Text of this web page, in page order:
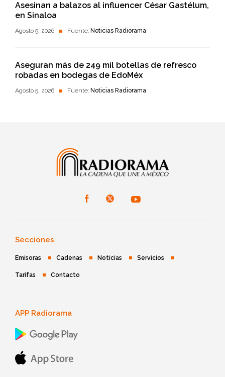
Asesinan a balazos al influencer César Gastélum,
en Sinaloa
Agosto 5, 2026 Fuente: Noticias Radiorama
Aseguran más de 249 mil botellas de refresco
robadas en bodegas de EdoMéx
Agosto 5, 2026 Fuente: Noticias Radiorama
Secciones
Emisoras Cadenas Noticias Servicios
Tarifas Contacto
APP Radiorama